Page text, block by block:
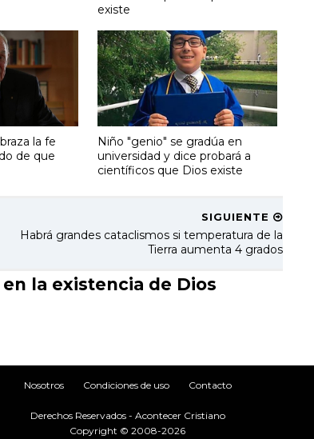
existe
la fe
de que
Niño "genio" se gradúa en
universidad y dice probará a
científicos que Dios existe
SIGUIENTE
Habrá grandes cataclismos si temperatura de la
Tierra aumenta 4 grados
en la existencia de Dios
Nosotros Condiciones de uso Contacto
Derechos Reservados - Acontecer Cristiano
Copyright © 2008-2026